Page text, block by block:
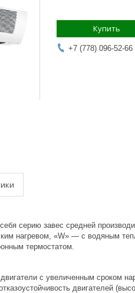
Купить
+7 (778) 096-52-66
серию завес средней
нагревом, «W» — с водяным
термостатом.
с увеличенным сроком
двигателей